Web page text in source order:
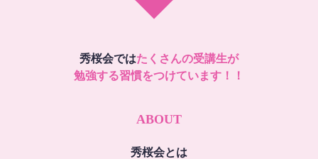
秀桜会ではたくさんの受講生が
勉強する習慣をつけています！！
ABOUT
秀桜会とは